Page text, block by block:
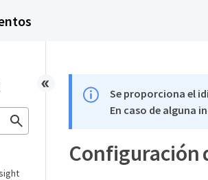
Se proporciona el
En caso de alguna
Configuración